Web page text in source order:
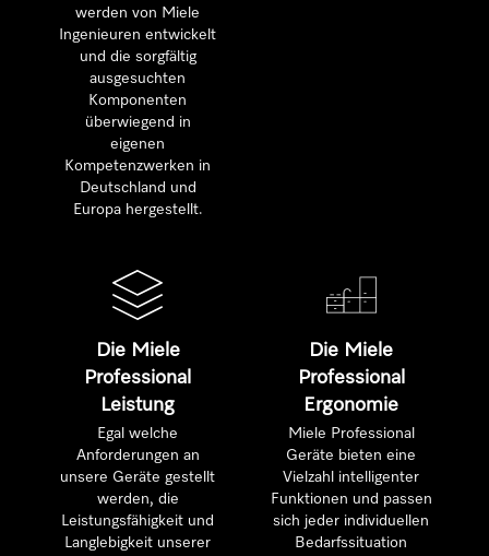
werden von Miele
Ingenieuren entwickelt
und die sorgfältig
ausgesuchten
Komponenten
überwiegend in
eigenen
Kompetenzwerken in
Deutschland und
Europa hergestellt.
Die Miele
Professional
Leistung
Egal welche
Anforderungen an
unsere Geräte gestellt
werden, die
Leistungsfähigkeit und
Langlebigkeit unserer
Die Miele
Professional
Ergonomie
Miele Professional
Geräte bieten eine
Vielzahl intelligenter
Funktionen und passen
sich jeder individuellen
Bedarfssituation